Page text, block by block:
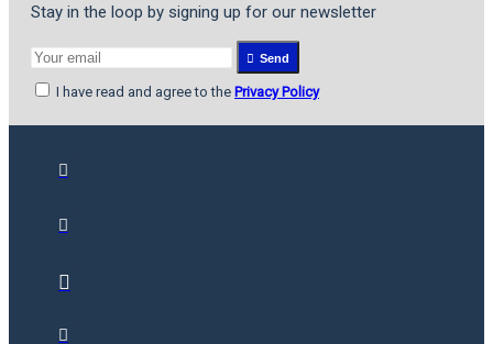
Stay in the loop by signing up for our newsletter
Send
I have read and agree to the Privacy Policy